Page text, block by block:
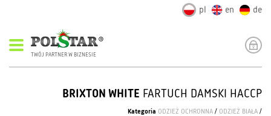
pl en de
TWÓJ PARTNER W BIZNESIE
BRIXTON WHITE FARTUCH DAMSKI HACCP
Kategoria ODZIEŻ OCHRONNA / ODZIEŻ BIAŁA /